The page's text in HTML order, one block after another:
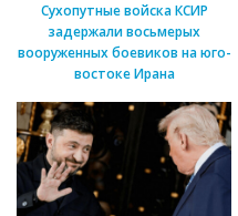
Сухопутные войска КСИР
задержали восьмерых
вооруженных боевиков на юго-
востоке Ирана